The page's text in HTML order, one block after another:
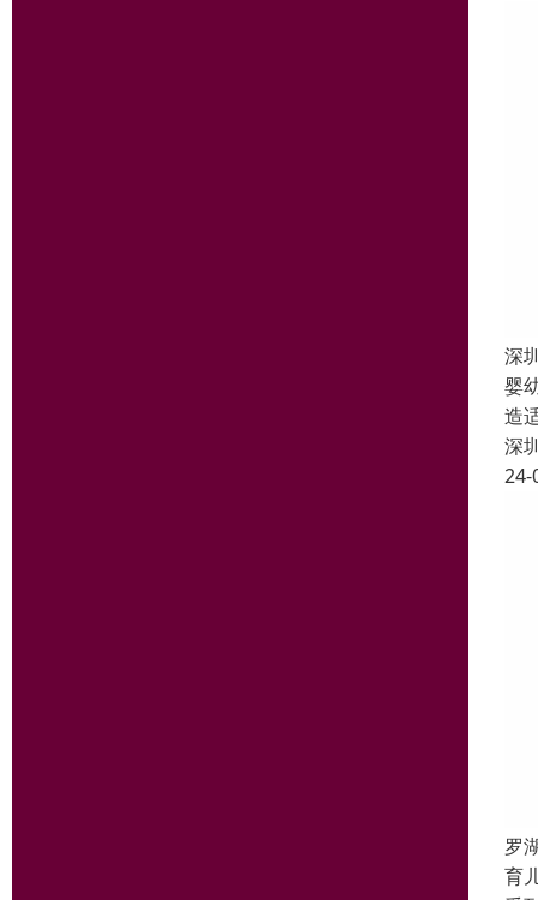
深
婴
造
深
24-
罗
育